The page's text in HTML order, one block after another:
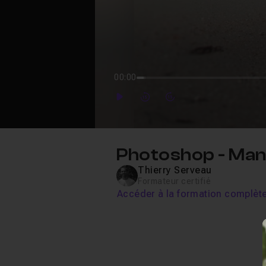
00:00
PlayForwardForward
Photoshop -
Thierry Serveau
Accéder à la formation